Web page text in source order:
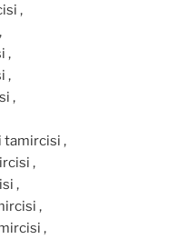
,
,
,
,
tamircisi ,
,
,
,
,